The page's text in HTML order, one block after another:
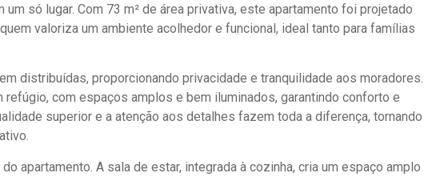
só lugar. Com 73 m² de área privativa, este apartamento foi projetado
valoriza um ambiente acolhedor e funcional, ideal tanto para famílias
distribuídas, proporcionando privacidade e tranquilidade aos moradores.
refúgio, com espaços amplos e bem iluminados, garantindo conforto e
superior e a atenção aos detalhes fazem toda a diferença, tornando
apartamento. A sala de estar, integrada à cozinha, cria um espaço amplo